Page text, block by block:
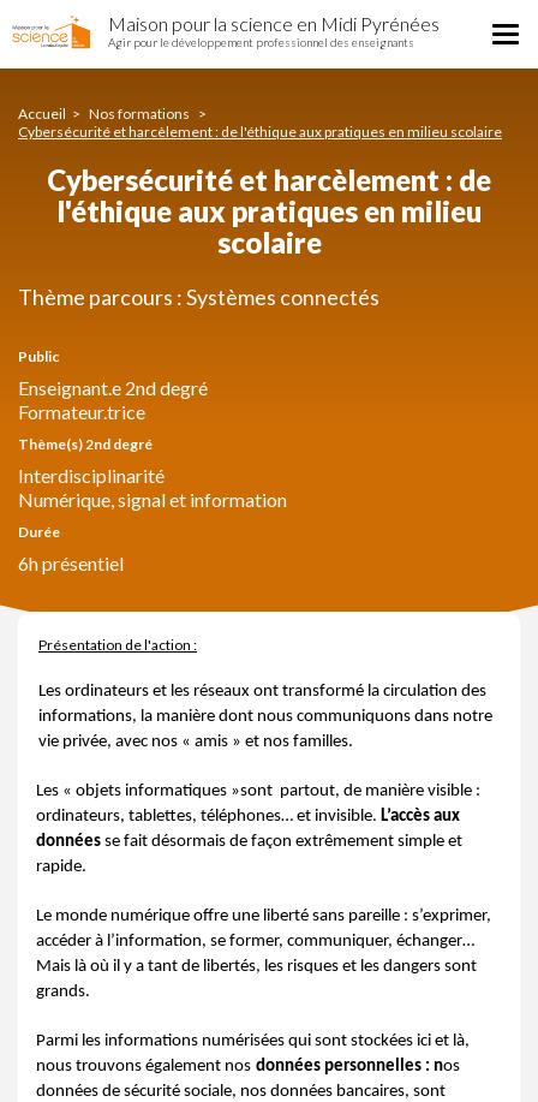
Cybersécurité
et
l'éthique
pratiques
au
Maison pour la science en Midi Pyrénées
Agir pour le développement professionnel des enseignants
Accueil
Nos formations
Cybersécurité et harcèlement : de l'éthique aux pratiques en milieu scolaire
Cybersécurité et harcèlement : de
l'éthique aux pratiques en milieu
scolaire
Thème parcours : Systèmes connectés
Public
Enseignant.e 2nd degré
Formateur.trice
Thème(s) 2nd degré
Interdisciplinarité
Numérique, signal et information
Durée
6h présentiel
Présentation de l'action :
Les ordinateurs et les réseaux ont transformé la circulation des
informations, la manière dont nous communiquons dans notre
vie privée, avec nos « amis » et nos familles.
Les « objets informatiques »sont partout, de manière visible :
ordinateurs, tablettes, téléphones… et invisible. L’accès aux
données se fait désormais de façon extrêmement simple et
rapide.
Le monde numérique offre une liberté sans pareille : s’exprimer,
accéder à l’information, se former, communiquer, échanger…
Mais là où il y a tant de libertés, les risques et les dangers sont
grands.
Parmi les informations numérisées qui sont stockées ici et là,
nous trouvons également nos données personnelles : nos
données de sécurité sociale, nos données bancaires, sont